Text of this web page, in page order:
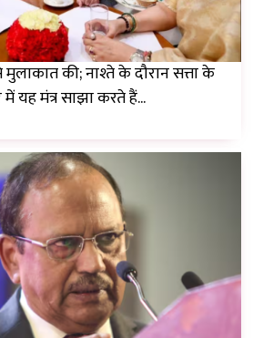
की; नाश्ते के दौरान सत्ता के
यह मंत्र साझा करते हैं...